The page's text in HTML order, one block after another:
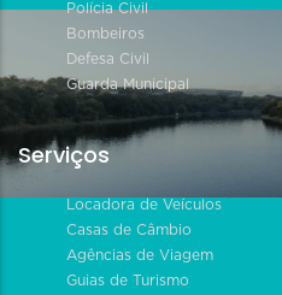
Polícia Civil
Bombeiros
Defesa Civil
Guarda Municipal
Serviços
Locadora de Veículos
Casas de Câmbio
Agências de Viagem
Guias de Turismo